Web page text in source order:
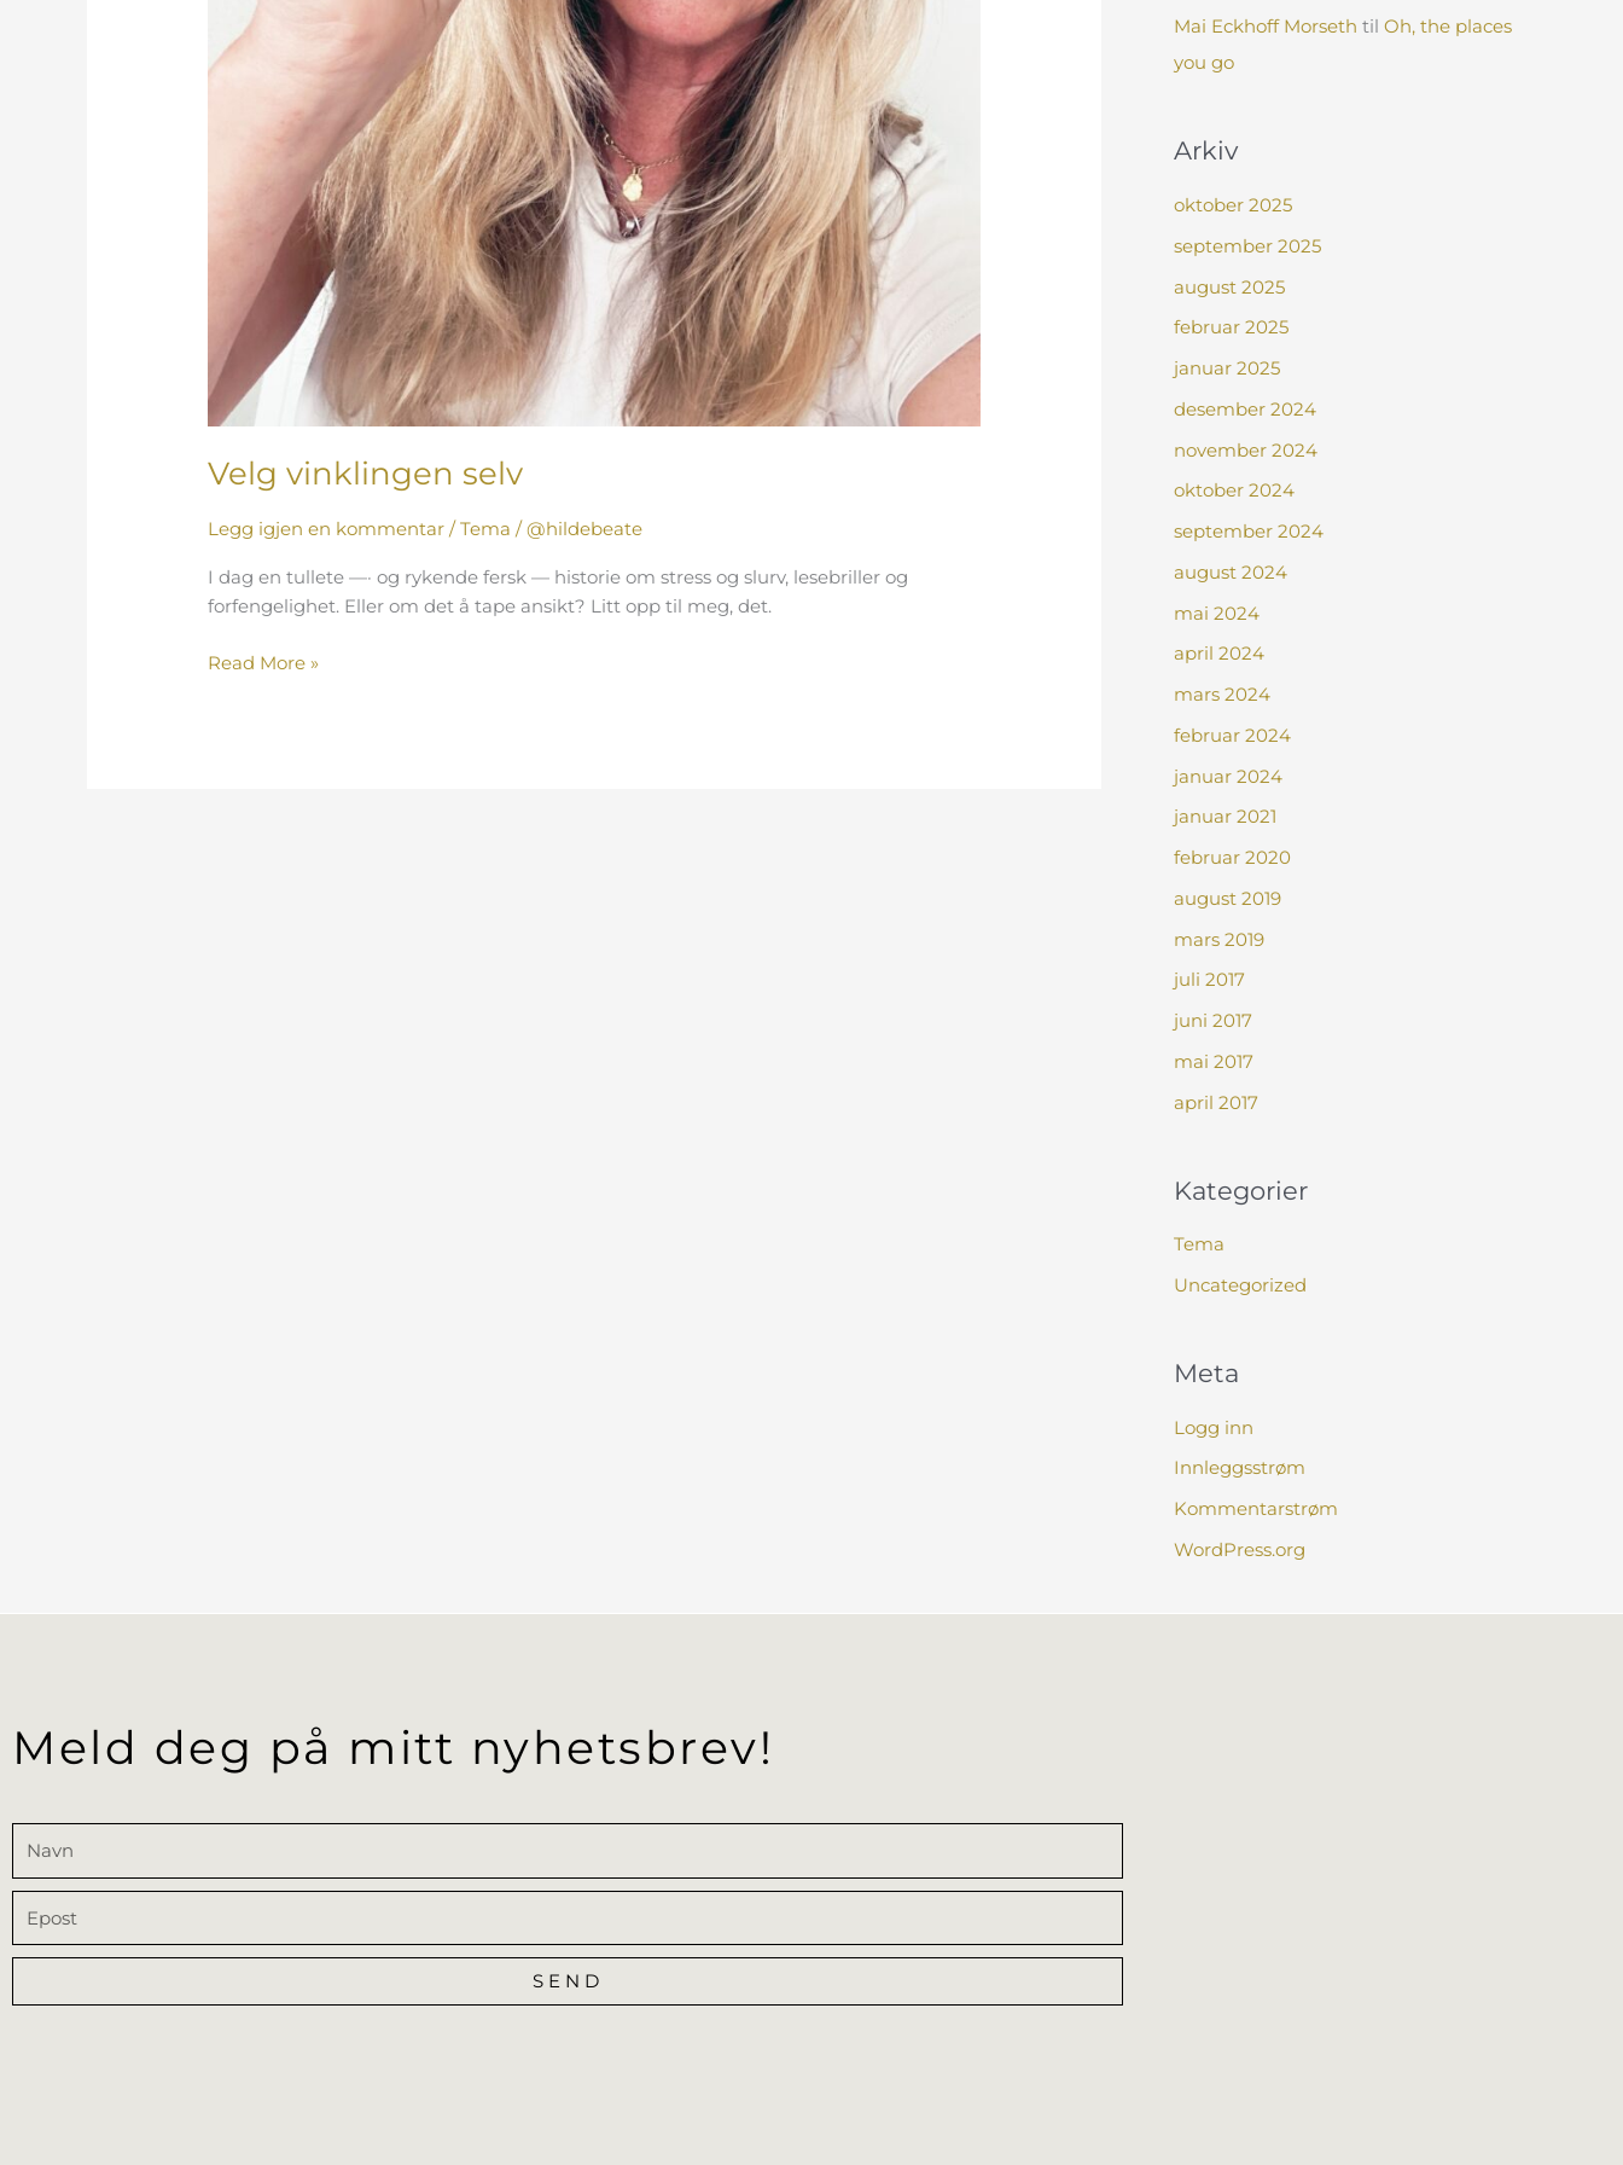
Velg vinklingen selv
Legg igjen en kommentar /Tema /@hildebeate
I dag en tullete —· og rykende fersk — historie om stress og slurv, lesebriller og
forfengelighet. Eller om det å tape ansikt? Litt opp til meg, det.
Read More »
Mai Eckhoff Morseth til Oh, the places
you go
Arkiv
oktober 2025
september 2025
august 2025
februar 2025
januar 2025
desember 2024
november 2024
oktober 2024
september 2024
august 2024
mai 2024
april 2024
mars 2024
februar 2024
januar 2024
januar 2021
februar 2020
august 2019
mars 2019
juli 2017
juni 2017
mai 2017
april 2017
Kategorier
Tema
Uncategorized
Meta
Logg inn
Innleggsstrøm
Kommentarstrøm
WordPress.org
Meld deg på mitt nyhetsbrev!
SEND